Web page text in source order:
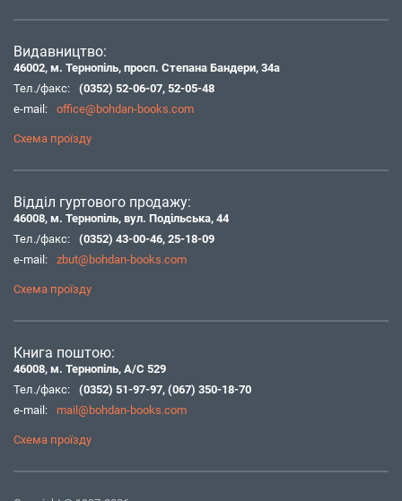
Видавництво:
46002, м. Тернопіль, просп. Степана Бандери, 34а
Тел./факс:
(0352) 52-06-07, 52-05-48
e-mail:
office@bohdan-books.com
Схема проїзду
Відділ гуртового продажу:
46008, м. Тернопіль, вул. Подільська, 44
Тел./факс:
(0352) 43-00-46, 25-18-09
e-mail:
zbut@bohdan-books.com
Схема проїзду
Книга поштою:
46008, м. Тернопіль, А/С 529
Тел./факс:
(0352) 51-97-97, (067) 350-18-70
e-mail:
mail@bohdan-books.com
Схема проїзду